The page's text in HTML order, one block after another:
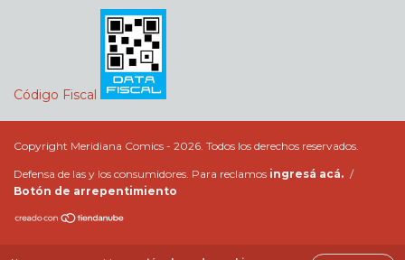
Código Fiscal
Copyright Meridiana Comics - 2026. Todos los derechos reservados.
Defensa de las y los consumidores. Para reclamos ingresá acá. /
Botón de arrepentimiento